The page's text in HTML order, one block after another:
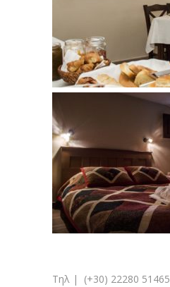
Τηλ | (+30) 22280 51465